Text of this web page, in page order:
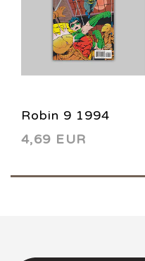
Robin 9 1994
4,69 EUR